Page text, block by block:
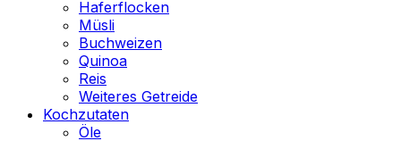
Haferflocken
Müsli
Buchweizen
Quinoa
Reis
Weiteres Getreide
Kochzutaten
Öle